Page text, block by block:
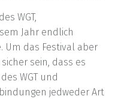
WGT,
Jahr endlich
Um das Festival aber
sein, dass es
WGT und
jedweder Art